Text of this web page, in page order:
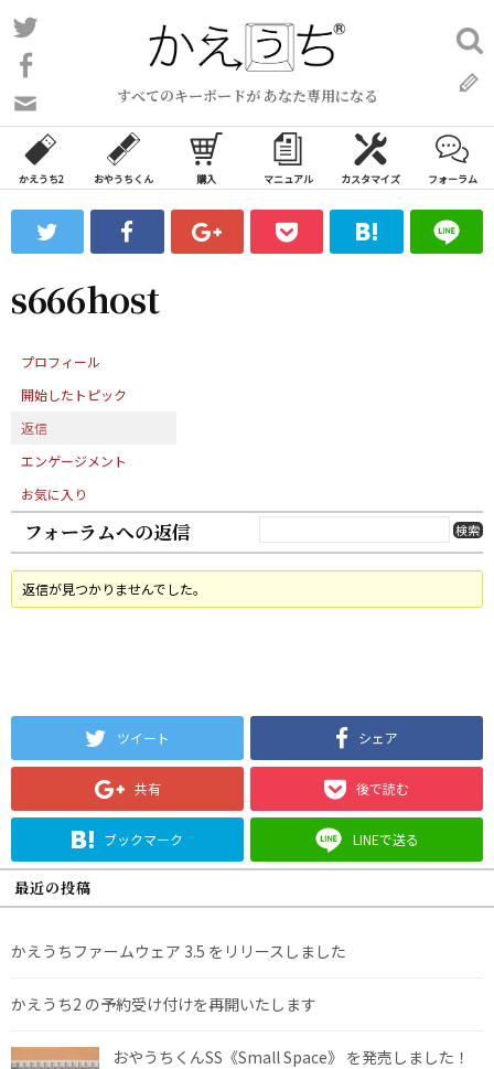
コ
ン
ン
ツ
ス
ッ
すべてのキーボードが あなた専用になる
い
合
わ
フ
ォ
ム
検
索:
かえうち2 おやうちくん 購入 マニュアル カスタマイズ フォーラム
s666host
プロフィール
開始したトピック
返信
エンゲージメント
お気に入り
フォーラムへの返信
返信が見つかりませんでした。
ツイート シェア
共有 後で読む
ブックマーク LINEで送る
最近の投稿
かえうちファームウェア 3.5 をリリースしました
かえうち2 の予約受け付けを再開いたします
おやうちくんSS《Small Space》 を発売しました！